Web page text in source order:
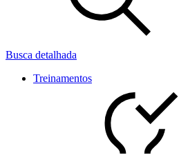
Busca detalhada
Treinamentos